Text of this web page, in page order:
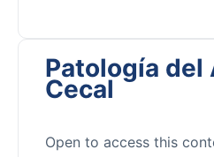
Patología del
Cecal
Open to access this